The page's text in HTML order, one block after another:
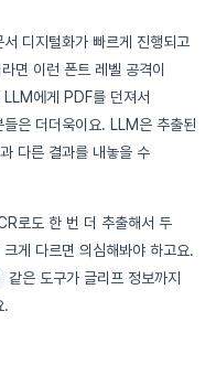
디지털화가 빠르게 진행되고
면 이런 폰트 레벨 공격이
LLM에게 PDF를 던져서
은 더더욱이요. LLM은 추출된
다른 결과를 내놓을 수
로도 한 번 더 추출해서 두
게 다르면 의심해봐야 하고요.
같은 도구가 글리프 정보까지
.